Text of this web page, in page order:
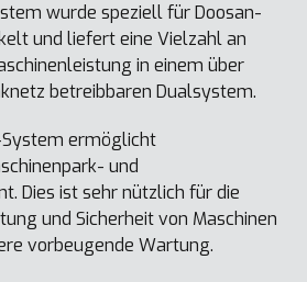
wurde speziell für Doosan-
und liefert eine Vielzahl an
in einem über
betreibbaren Dualsystem.
System ermöglicht
und
Dies ist sehr nützlich für die
und Sicherheit von Maschinen
vorbeugende Wartung.